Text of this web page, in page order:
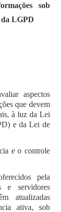
sob
da LGPD
aspectos
que devem
à luz da Lei
e da Lei de
e o controle
pela
e servidores
atualizadas
ativa, sob